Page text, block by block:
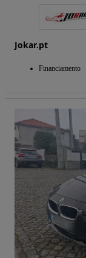
Jokar.pt
Financiamento